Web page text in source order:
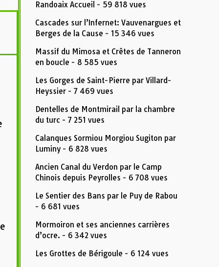
Randoaix Accueil - 59 818 vues
Cascades sur l’Infernet: Vauvenargues et
Berges de la Cause - 15 346 vues
Massif du Mimosa et Crêtes de Tanneron
en boucle - 8 585 vues
Les Gorges de Saint-Pierre par Villard-
Heyssier - 7 469 vues
Dentelles de Montmirail par la chambre
du turc - 7 251 vues
Calanques Sormiou Morgiou Sugiton par
Luminy - 6 828 vues
Ancien Canal du Verdon par le Camp
Chinois depuis Peyrolles - 6 708 vues
Le Sentier des Bans par le Puy de Rabou
- 6 681 vues
Mormoiron et ses anciennes carrières
d’ocre. - 6 342 vues
Les Grottes de Bérigoule - 6 124 vues